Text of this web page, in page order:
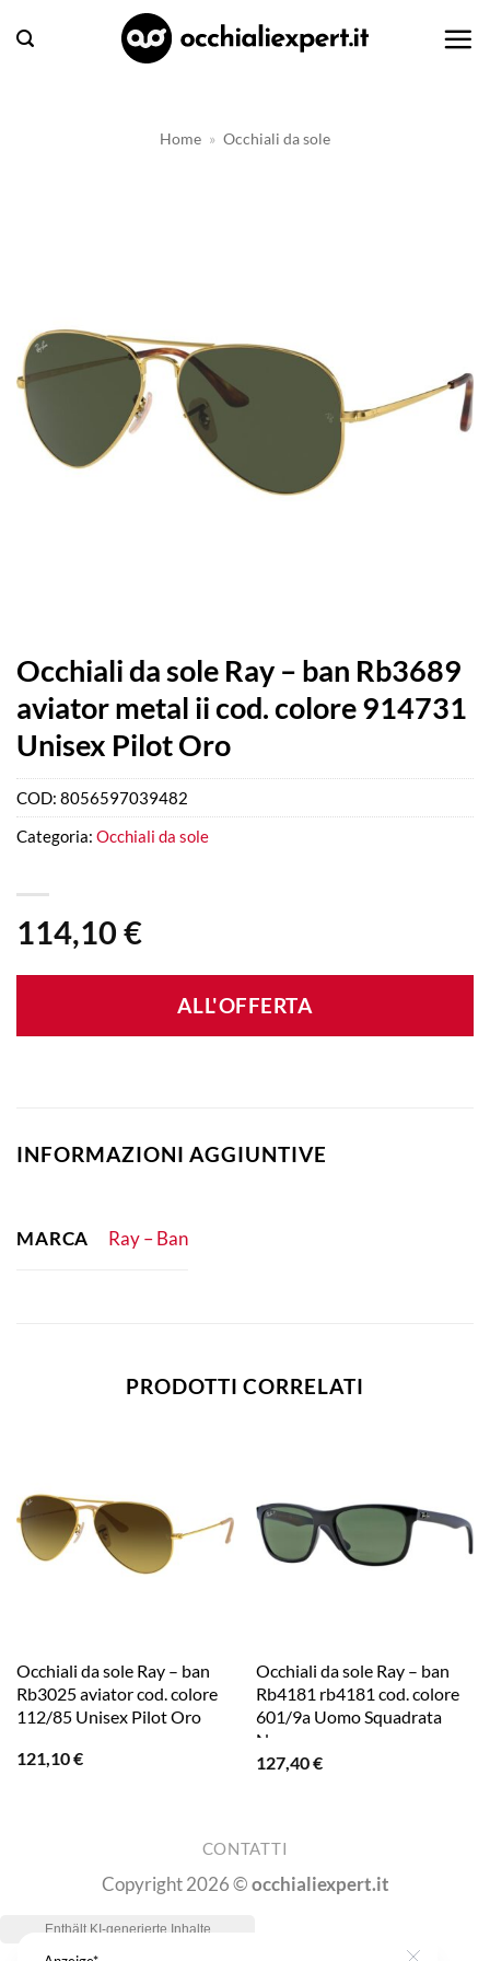
Home » Occhiali da sole
Occhiali da sole Ray – ban Rb3689
aviator metal ii cod. colore 914731
Unisex Pilot Oro
114,10 €
ALL'OFFERTA
COD: 8056597039482
Categoria: Occhiali da sole
INFORMAZIONI AGGIUNTIVE
MARCA Ray – Ban
PRODOTTI CORRELATI
Occhiali da sole Ray – ban
Rb3025 aviator cod. colore
112/85 Unisex Pilot Oro
121,10€
Occhiali da sole Ray – ban
Rb4181 rb4181 cod. colore
601/9a Uomo Squadrata
Nero
127,40€
CONTATTI
Copyright 2026 ©occhialiexpert.it